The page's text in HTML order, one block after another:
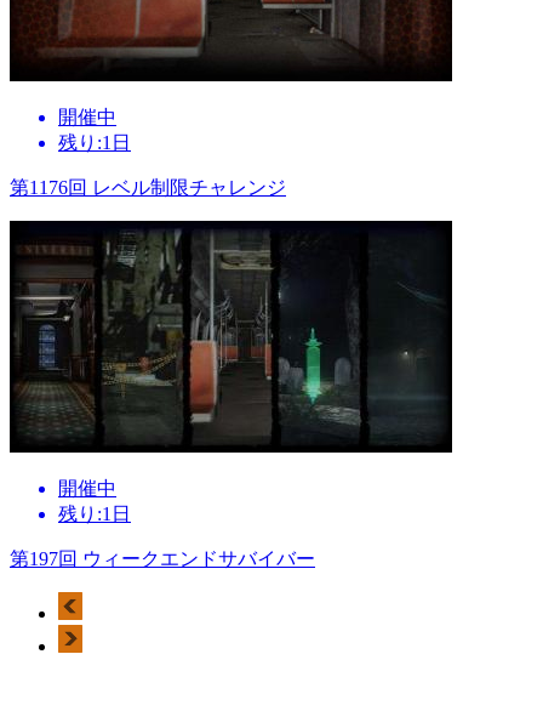
開催中
残り:1日
第1176回 レベル制限チャレンジ
開催中
残り:1日
第197回 ウィークエンドサバイバー